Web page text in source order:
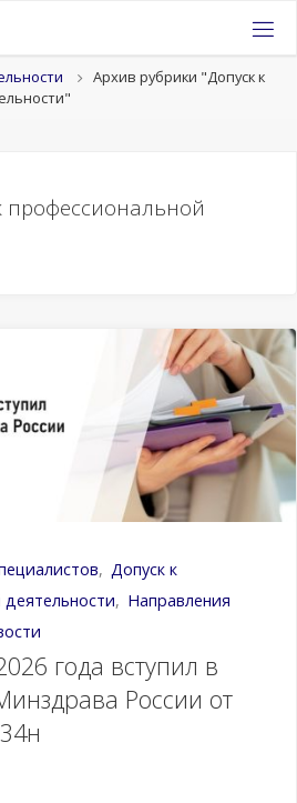
Архив рубрики "Допуск к
профессиональной
, Допуск к
, Направления
года вступил в
России от